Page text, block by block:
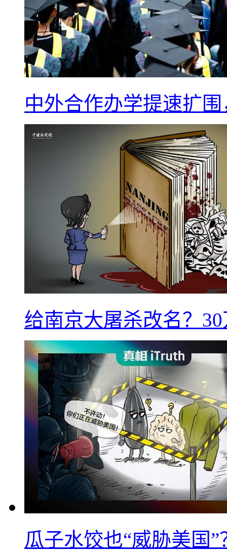
中外合作办学提速扩
给南京大屠杀改名？
瓜子水饺也“威胁美国”